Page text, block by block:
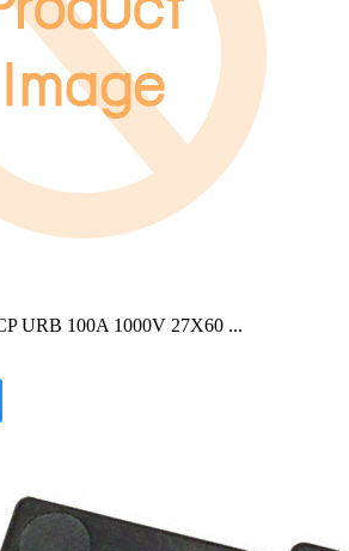
URB 100A 1000V 27X60 ...